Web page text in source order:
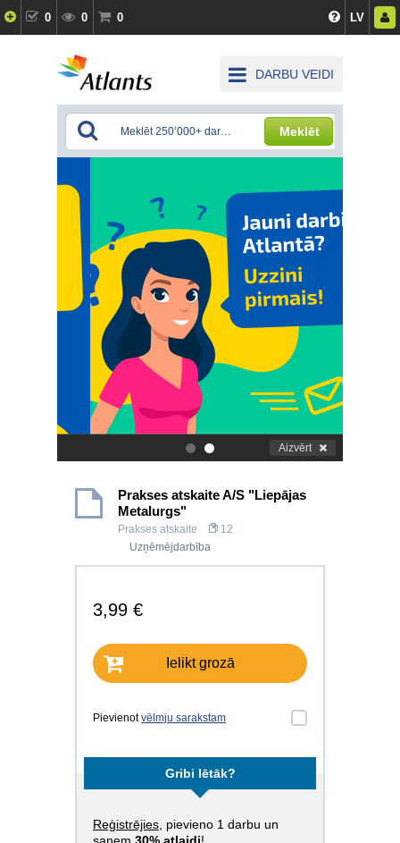
0 0 0 LV
DARBU VEIDI
Meklēt
. Aizvērt
Prakses atskaite A/S "Liepājas
Metalurgs"
Prakses atskaite
12
Uzņēmējdarbība
3,99 €
Ielikt grozā
Pievienotvēlmju sarakstam
Gribi lētāk?
Reģistrējies , pievieno 1 darbu un